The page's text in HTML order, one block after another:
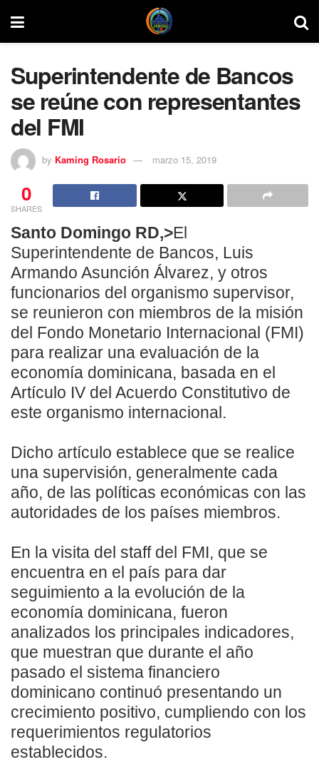
Superintendente de Bancos
se reúne con representantes
del FMI
by Kaming Rosario marzo 15, 2019
0
SHARES
Santo Domingo RD,>El
Superintendente de Bancos, Luis
Armando Asunción Álvarez, y otros
funcionarios del organismo supervisor,
se reunieron con miembros de la misión
del Fondo Monetario Internacional (FMI)
para realizar una evaluación de la
economía dominicana, basada en el
Artículo IV del Acuerdo Constitutivo de
este organismo internacional.
Dicho artículo establece que se realice
una supervisión, generalmente cada
año, de las políticas económicas con las
autoridades de los países miembros.
En la visita del staff del FMI, que se
encuentra en el país para dar
seguimiento a la evolución de la
economía dominicana, fueron
analizados los principales indicadores,
que muestran que durante el año
pasado el sistema financiero
dominicano continuó presentando un
crecimiento positivo, cumpliendo con los
requerimientos regulatorios
establecidos.